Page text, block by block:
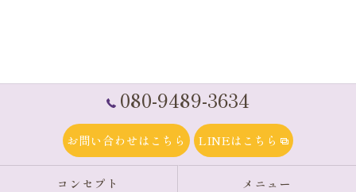
080-9489-3634
お問い合わせはこちら LINEはこちら
コンセプト メニュー